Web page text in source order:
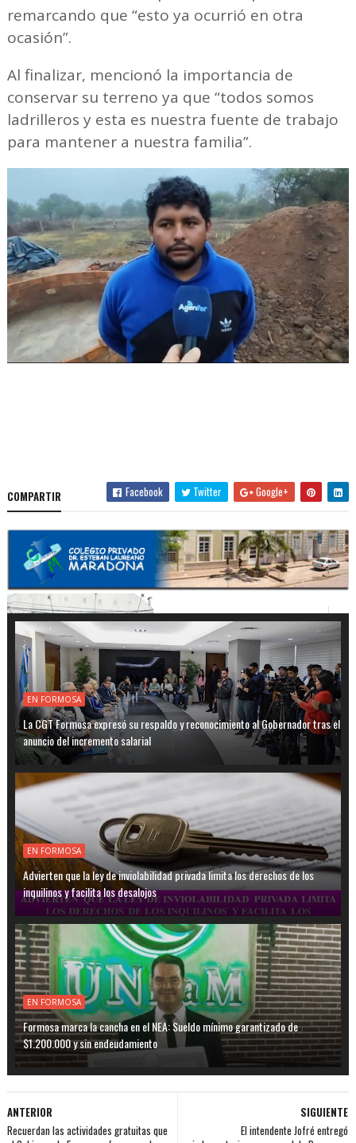
remarcando que “esto ya ocurrió en otra
ocasión”.
Al finalizar, mencionó la importancia de
conservar su terreno ya que “todos somos
ladrilleros y esta es nuestra fuente de trabajo
para mantener a nuestra familia”.
COMPARTIR Facebook Twitter Google+
EN FORMOSA
La CGT Formosa expresó su respaldo y reconocimiento al Gobernador tras el
anuncio del incremento salarial
EN FORMOSA
Advierten que la ley de inviolabilidad privada limita los derechos de los
inquilinos y facilita los desalojos
EN FORMOSA
Formosa marca la cancha en el NEA: Sueldo mínimo garantizado de
$1.200.000 y sin endeudamiento
SIGUIENTE
El intendente Jofré entregó
ANTERIOR
Recuerdan las actividades gratuitas que